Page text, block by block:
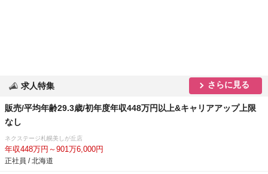
求人特集 さらに見る
販売/平均年齢29.3歳/初年度年収448万円以上&キャリアアップ上限
なし
ネクステージ札幌美しが丘店
年収448万円～901万6,000円
正社員 / 北海道